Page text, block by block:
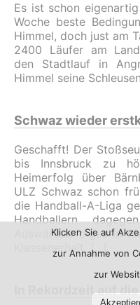
Es ist schon
Woche beste
Himmel, doch just am
2400 Läufer am
den Stadtlauf in
Himmel seine
Schwaz wieder
Geschafft! Der
bis Innsbruck zu
Heimerfolg über
ULZ Schwaz schon
die Handball-A-Liga
Handballern
Auswärtserfolges in
Klassenerhalt.
In Rekordzeit auf
Klicken Sie auf
zur Annahme von
zur